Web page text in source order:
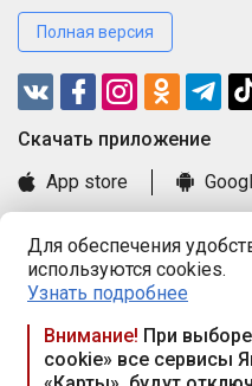
Для обеспечения
используются cookies.
Узнать подробнее
Внимание! При
cookie» все сервисы
Полная версия
Cкачать приложение
App store
Книга замечаний и
Правила и документы
Praca.by © 2000—2026, ООО
Республика Беларусь,
117а, пом. № 9.